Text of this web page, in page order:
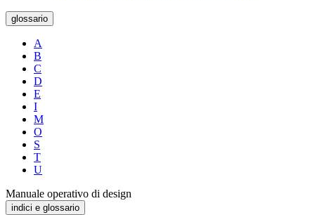
glossario
A
B
C
D
E
I
M
O
S
T
U
Manuale operativo di design
indici e glossario